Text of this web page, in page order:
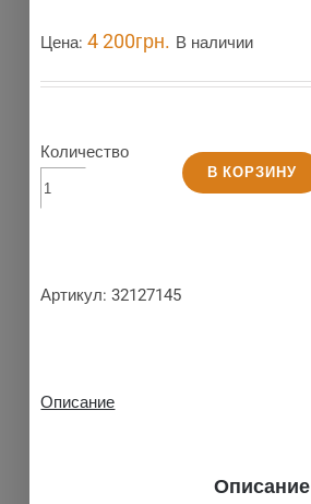
Цена:4 200грн. В наличии
Количество
В КОРЗИНУ
Артикул:32127145
Описание
Описание